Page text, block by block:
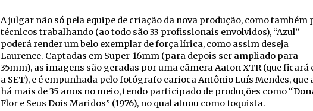
A julgar não só pela equipe de criação da nova produção, como também
técnicos trabalhando (ao todo são 33 profissionais envolvidos), “Azul”
poderá render um belo exemplar de força lírica, como assim deseja
Laurence. Captadas em Super-16mm (para depois ser ampliado para
35mm), as imagens são geradas por uma câmera Aaton XTR (que ficará
a SET), e é empunhada pelo fotógrafo carioca Antônio Luís Mendes, que
há mais de 35 anos no meio, tendo participado de produções como
Flor e Seus Dois Maridos” (1976), no qual atuou como foquista.